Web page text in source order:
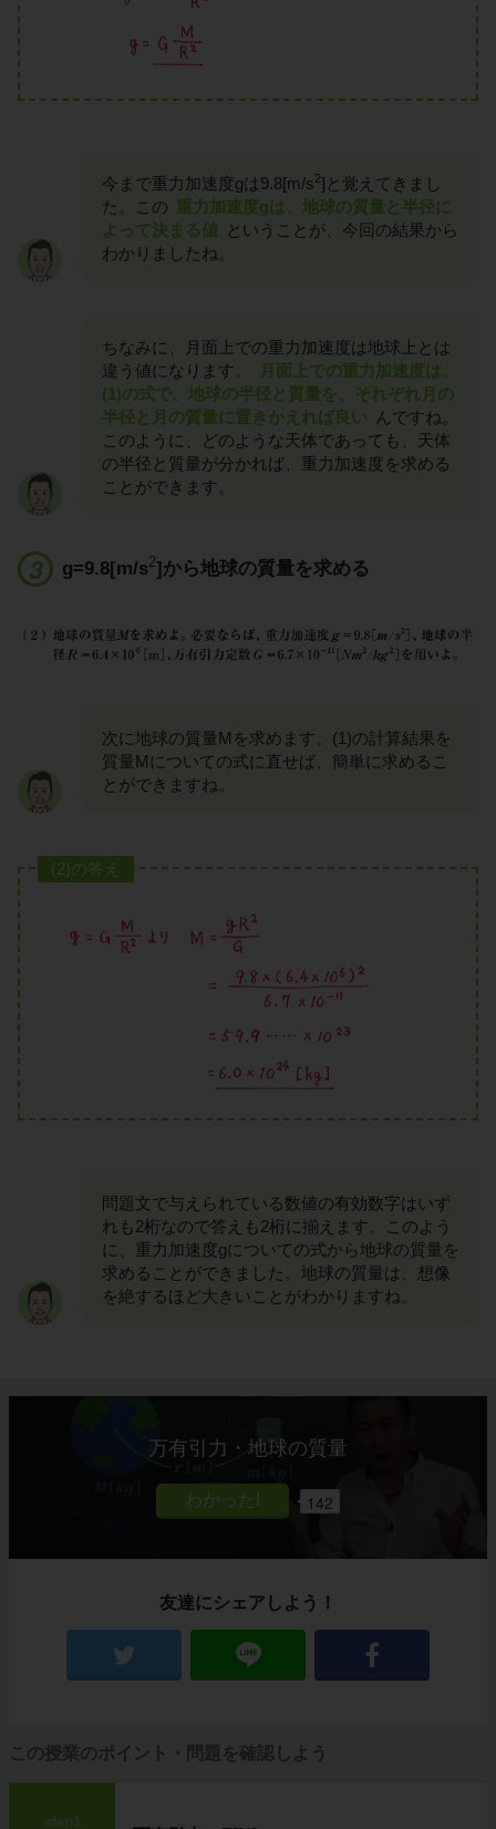
今まで重力加速度gは9.8[m/s2]と覚えてきまし
た。この 重力加速度gは、地球の質量と半径に
よって決まる値
ということが、今回の結果から
わかりましたね。
ちなみに、月面上での重力加速度は地球上とは
違う値になります。
月面上での重力加速度は、
(1)の式で、地球の半径と質量を、それぞれ月の
半径と月の質量に置きかえれば良い んですね。
このように、どのような天体であっても、天体
の半径と質量が分かれば、重力加速度を求める
ことができます。
g=9.8[m/s2]から地球の質量を求める
次に地球の質量Mを求めます。(1)の計算結果を
質量Mについての式に直せば、簡単に求めるこ
とができますね。
(2)の答え
問題文で与えられている数値の有効数字はいず
れも2桁なので答えも2桁に揃えます。このよう
に、重力加速度gについての式から地球の質量を
求めることができました。地球の質量は、想像
を絶するほど大きいことがわかりますね。
万有引力・地球の質量
142
友達にシェアしよう！
この授業のポイント・問題を確認しよう
step1